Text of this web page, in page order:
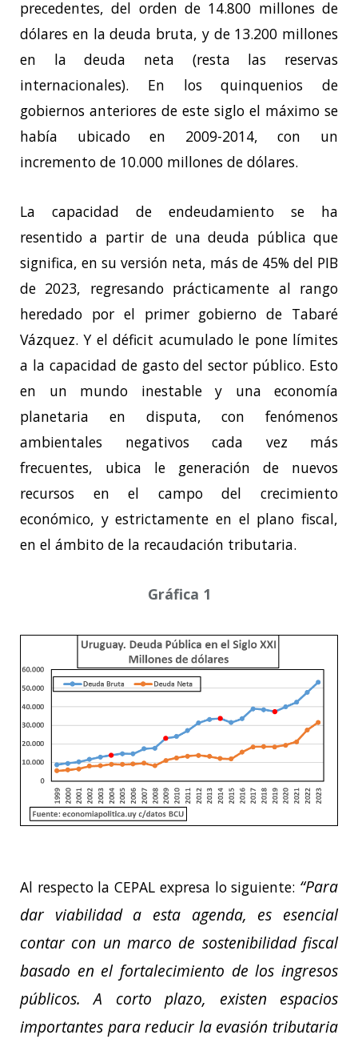
precedentes, del orden de 14.800 millones de
dólares en la deuda bruta, y de 13.200 millones
en la deuda neta (resta las reservas
internacionales). En los quinquenios de
gobiernos anteriores de este siglo el máximo se
había ubicado en 2009-2014, con un
incremento de 10.000 millones de dólares.
La capacidad de endeudamiento se ha
resentido a partir de una deuda pública que
significa, en su versión neta, más de 45% del PIB
de 2023, regresando prácticamente al rango
heredado por el primer gobierno de Tabaré
Vázquez. Y el déficit acumulado le pone límites
a la capacidad de gasto del sector público. Esto
en un mundo inestable y una economía
planetaria en disputa, con fenómenos
ambientales negativos cada vez más
frecuentes, ubica le generación de nuevos
recursos en el campo del crecimiento
económico, y estrictamente en el plano fiscal,
en el ámbito de la recaudación tributaria.
Gráfica 1
Al respecto la CEPAL expresa lo siguiente: “Para
dar viabilidad a esta agenda, es esencial
contar con un marco de sostenibilidad fiscal
basado en el fortalecimiento de los ingresos
públicos. A corto plazo, existen espacios
importantes para reducir la evasión tributaria